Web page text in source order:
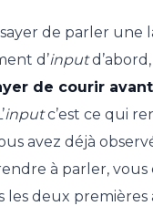
de parler une
d’input
de courir
inputc’est ce qui
avez déjà
à parler, vous
les deux